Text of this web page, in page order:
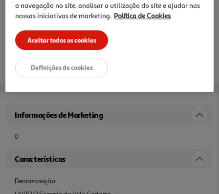
Notas de preparação
Informações de Marketing
0
Características
Denominação
a navegação no site, analisar a utilização do site e ajudar nas
nossas iniciativas de marketing. Política de Cookies
Aceitar todos os cookies
Definições de cookies